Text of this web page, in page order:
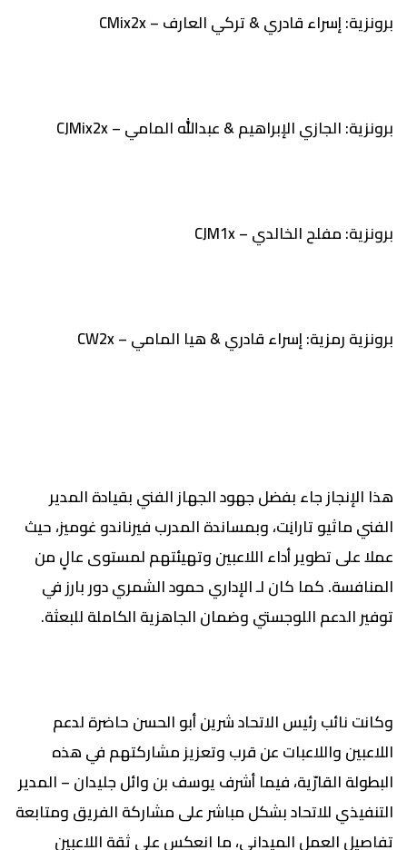
برونزية: إسراء قادري & تركي العارف – CMix2x
برونزية: الجازي الإبراهيم & عبدالله المامي – CJMix2x
برونزية: مفلح الخالدي – CJM1x
برونزية رمزية: إسراء قادري & هيا المامي – CW2x
هذا الإنجاز جاء بفضل جهود الجهاز الفني بقيادة المدير
الفني ماثيو تارانِت، وبمساندة المدرب فيرناندو غوميز، حيث
عملا على تطوير أداء اللاعبين وتهيئتهم لمستوى عالٍ من
المنافسة. كما كان لـ الإداري حمود الشمري دور بارز في
توفير الدعم اللوجستي وضمان الجاهزية الكاملة للبعثة.
وكانت نائب رئيس الاتحاد شرين أبو الحسن حاضرة لدعم
اللاعبين واللاعبات عن قرب وتعزيز مشاركتهم في هذه
البطولة القارّية، فيما أشرف يوسف بن وائل جليدان – المدير
التنفيذي للاتحاد بشكل مباشر على مشاركة الفريق ومتابعة
تفاصيل العمل الميداني، ما انعكس على ثقة اللاعبين